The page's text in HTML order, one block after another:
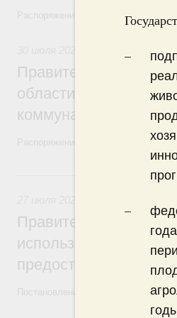
Распоряжение от 27 июля 2026
Жилищно-
Правительство
области на
коммунального
Распоряжение от 29 июля 2026
Правительство
использованию
предоставления
Постановление от 18 июля 2026